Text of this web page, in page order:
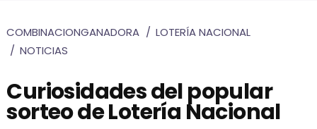
COMBINACIONGANADORA
LOTERÍA NACIONAL
NOTICIAS
Curiosidades del popular
sorteo de Lotería Nacional